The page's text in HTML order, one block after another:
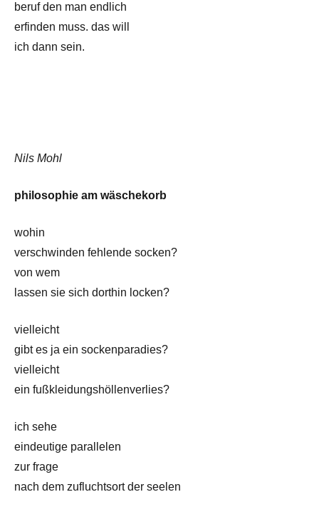
beruf den man endlich
erfinden muss. das will
ich dann sein.
Nils Mohl
philosophie am wäschekorb
wohin
verschwinden fehlende socken?
von wem
lassen sie sich dorthin locken?
vielleicht
gibt es ja ein sockenparadies?
vielleicht
ein fußkleidungshöllenverlies?
ich sehe
eindeutige parallelen
zur frage
nach dem zufluchtsort der seelen